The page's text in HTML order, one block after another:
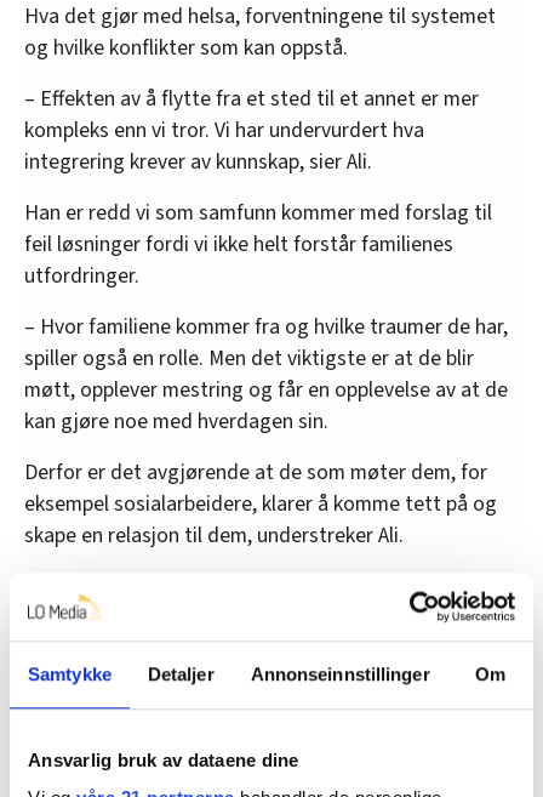
Samtykke Detaljer Annonseinnstillinger Om
Ansvarlig bruk av dataene dine
Hva det gjør med helsa, forventningene til systemet
og hvilke konflikter som kan oppstå.
– Effekten av å flytte fra et sted til et annet er mer
kompleks enn vi tror. Vi har undervurdert hva
integrering krever av kunnskap, sier Ali.
Han er redd vi som samfunn kommer med forslag til
feil løsninger fordi vi ikke helt forstår familienes
utfordringer.
– Hvor familiene kommer fra og hvilke traumer de har,
spiller også en rolle. Men det viktigste er at de blir
møtt, opplever mestring og får en opplevelse av at de
kan gjøre noe med hverdagen sin.
Derfor er det avgjørende at de som møter dem, for
eksempel sosialarbeidere, klarer å komme tett på og
skape en relasjon til dem, understreker Ali.
Ulike utgangspunkt
Se for deg en familiegjenforening. Mor kom alene med
to barn for flere år siden og nå skal faren komme etter.
Han skal ikke bare integreres i samfunnet, men
også i en familie som kanskje har en annerledes